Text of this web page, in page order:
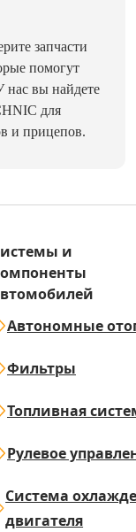
запчасти
помогут
нас вы найдете
для
и прицепов.
и
Автономные
Фильтры
Топливная
Рулевое
Система
двигателя